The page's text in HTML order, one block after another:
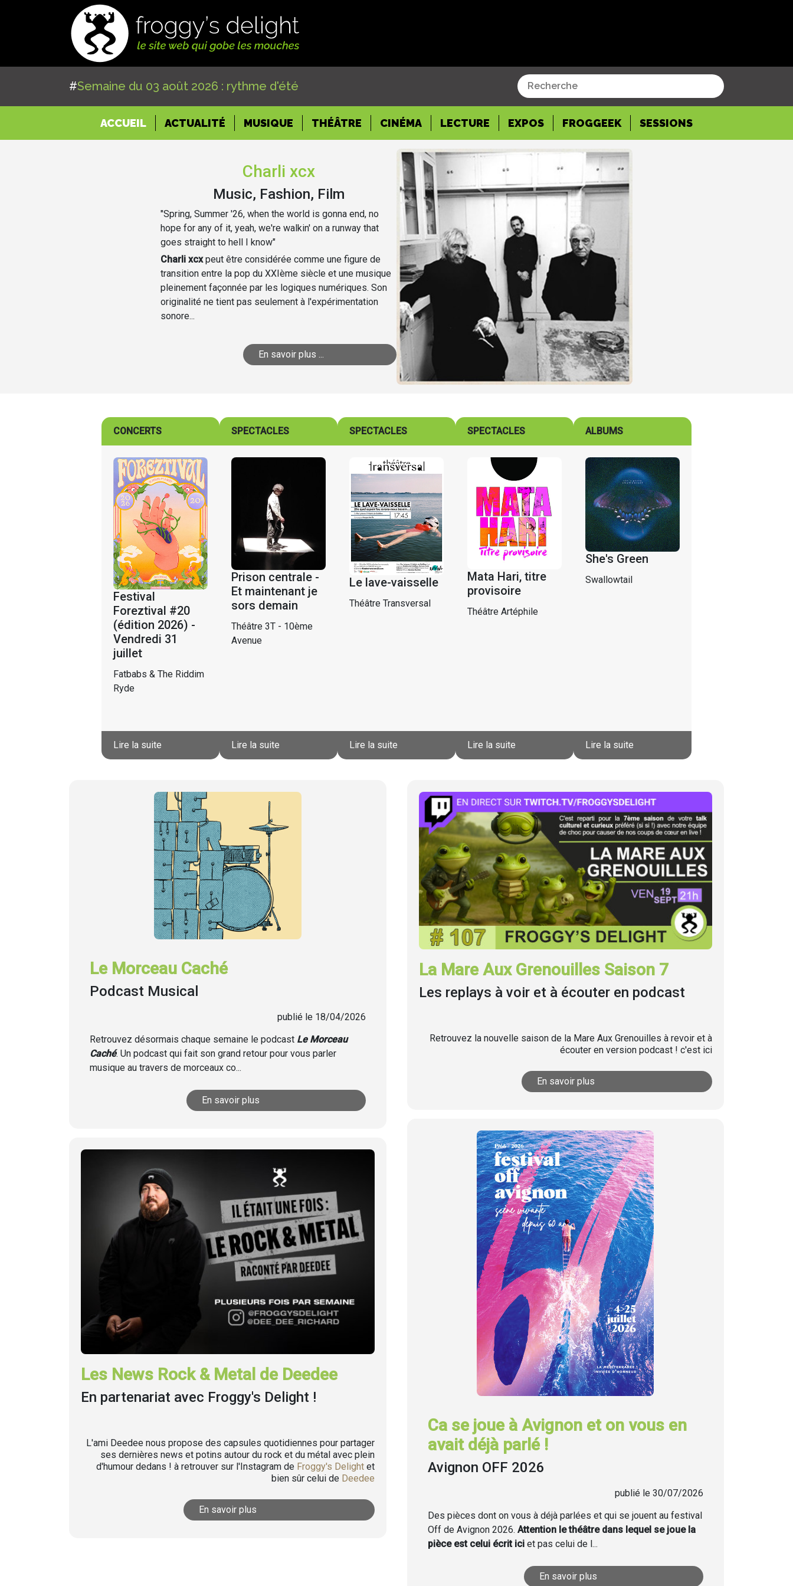
#Semaine du 03 août 2026 : rythme d'été
ACCUEIL(CURRENT)
ACTUALITÉ MUSIQUE THÉÂTRE CINÉMA LECTURE EXPOS FROGGEEK SESSIONS
Charli xcx
Music, Fashion, Film
"Spring, Summer '26, when the world is gonna end, no
hope for any of it, yeah, we're walkin' on a runway that
goes straight to hell I know"
Charli xcxpeut être considérée comme une figure de
transition entre la pop du XXIème siècle et une musique
pleinement façonnée par les logiques numériques. Son
originalité ne tient pas seulement à l'expérimentation
sonore...
En savoir plus ...
CONCERTS
Festival
Foreztival #20
(édition 2026) -
Vendredi 31
juillet
Fatbabs & The Riddim
Ryde
Lire la suite
SPECTACLES
Prison centrale -
Et maintenant je
sors demain
Théâtre 3T - 10ème
Avenue
Lire la suite
SPECTACLES
Le lave-vaisselle
Théâtre Transversal
Lire la suite
SPECTACLES
Mata Hari, titre
provisoire
Théâtre Artéphile
Lire la suite
ALBUMS
She's Green
Swallowtail
Lire la suite
Le Morceau Caché
Podcast Musical
publié le 18/04/2026
Retrouvez désormais chaque semaine le podcast Le Morceau
Caché. Un podcast qui fait son grand retour pour vous parler
musique au travers de morceaux co...
En savoir plus
Les News Rock & Metal de Deedee
En partenariat avec Froggy's Delight !
L'ami Deedee nous propose des capsules quotidiennes pour partager
ses dernières news et potins autour du rock et du métal avec plein
d'humour dedans ! à retrouver sur l'Instagram de Froggy's Delightet
bien sûr celui de Deedee
En savoir plus
La Mare Aux Grenouilles Saison 7
Les replays à voir et à écouter en podcast
Retrouvez la nouvelle saison de la Mare Aux Grenouilles à revoir et à
écouter en version podcast ! c'est ici
En savoir plus
Ca se joue à Avignon et on vous en
avait déjà parlé !
Avignon OFF 2026
publié le 30/07/2026
Des pièces dont on vous à déjà parlées et qui se jouent au festival
Off de Avignon 2026. Attention le théâtre dans lequel se joue la
pièce est celui écrit iciet pas celui de l...
En savoir plus